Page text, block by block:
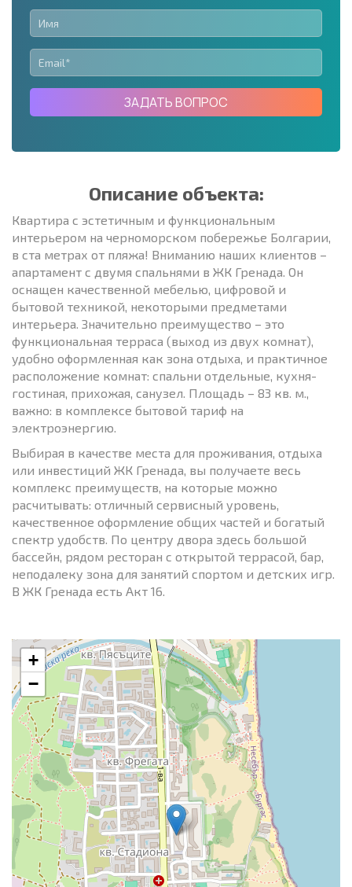
+1
ЗАДАТЬ ВОПРОС
Описание объекта:
Квартира с эстетичным и функциональным
интерьером на черноморском побережье Болгарии,
в ста метрах от пляжа! Вниманию наших клиентов –
апартамент с двумя спальнями в ЖК Гренада. Он
оснащен качественной мебелью, цифровой и
бытовой техникой, некоторыми предметами
интерьера. Значительно преимущество – это
функциональная терраса (выход из двух комнат),
удобно оформленная как зона отдыха, и практичное
расположение комнат: спальни отдельные, кухня-
гостиная, прихожая, санузел. Площадь – 83 кв. м.,
важно: в комплексе бытовой тариф на
электроэнергию.
Выбирая в качестве места для проживания, отдыха
или инвестиций ЖК Гренада, вы получаете весь
комплекс преимуществ, на которые можно
расчитывать: отличный сервисный уровень,
качественное оформление общих частей и богатый
спектр удобств. По центру двора здесь большой
бассейн, рядом ресторан с открытой террасой, бар,
неподалеку зона для занятий спортом и детских игр.
В ЖК Гренада есть Акт 16.
+
−